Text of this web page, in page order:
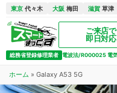
東京 代々木 大阪 梅田 滋賀 草津
ご来店で
即日対応
総務省登録修理業者 電波法/R000025 電
ホーム » Galaxy A53 5G